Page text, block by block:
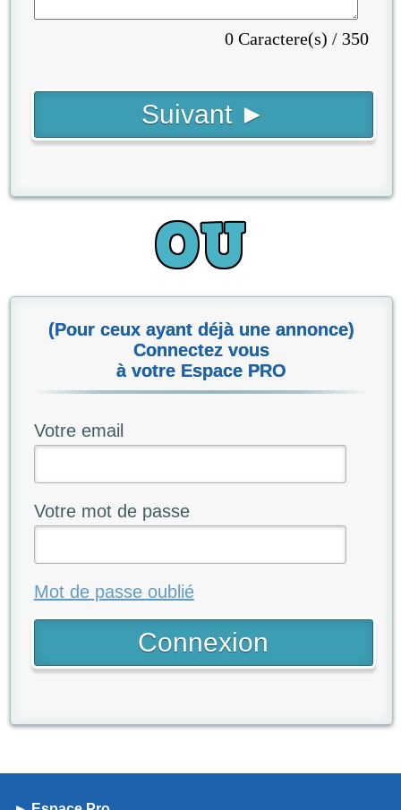
0 Caractere(s) / 350
(Pour ceux ayant déjà une annonce)
Connectez vous
à votre Espace PRO
Votre email
Votre mot de passe
Mot de passe oublié